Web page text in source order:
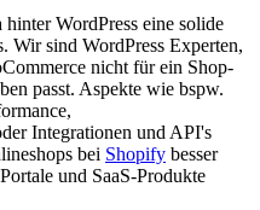
WordPress eine solide
sind WordPress Experten,
nicht für ein Shop-
passt. Aspekte wie bspw.
Integrationen und API's
bei Shopify besser
und SaaS-Produkte